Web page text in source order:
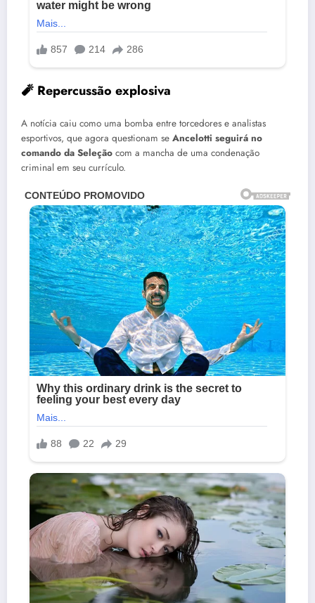
🧨 Repercussão explosiva
A notícia caiu como uma bomba entre torcedores e analistas
esportivos, que agora questionam se Ancelotti seguirá no
comando da Seleção com a mancha de uma condenação
criminal em seu currículo.